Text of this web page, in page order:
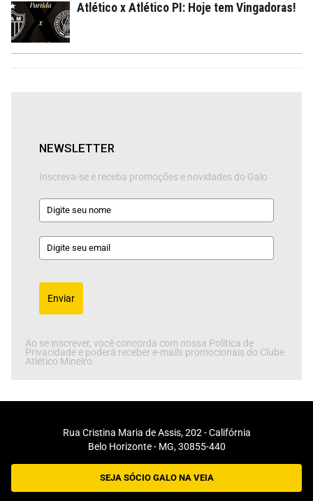
Atlético x Atlético PI: Hoje tem Vingadoras!
NEWSLETTER
Inscreva-se e receba promoções e novidades do Galo
Enviar
Ao se inscrever, você concorda com nossa Política de
Privacidade e poderá receber e-mails promocionais do Clube
Atlético Mineiro.
Rua Cristina Maria de Assis, 202 - Califórnia
Belo Horizonte - MG, 30855-440
SEJA SÓCIO GALO NA VEIA